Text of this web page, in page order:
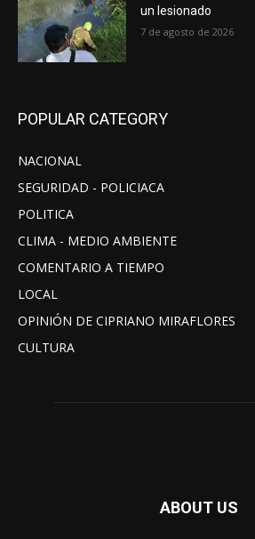
un lesionado
7 de agosto de 2026
POPULAR CATEGORY
NACIONAL
SEGURIDAD - POLICIACA
POLITICA
CLIMA - MEDIO AMBIENTE
COMENTARIO A TIEMPO
LOCAL
OPINIÓN DE CIPRIANO MIRAFLORES
CULTURA
ABOUT US